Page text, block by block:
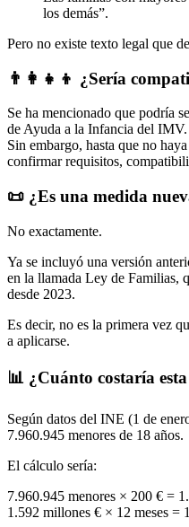
los demás”.
Pero no existe texto legal que
👨‍👩‍👧‍👦 ¿Sería
Se ha mencionado que podría
de Ayuda a la Infancia del IMV.
Sin embargo, hasta que no
confirmar requisitos,
📜 ¿Es una medida
No exactamente.
Ya se incluyó una versión
en la llamada Ley de Familias,
desde 2023.
Es decir, no es la primera vez
a aplicarse.
📊 ¿Cuánto costaría
Según datos del INE (1 de
7.960.945 menores de 18 años.
El cálculo sería:
7.960.945 menores × 200 € =
1.592 millones € × 12 meses =